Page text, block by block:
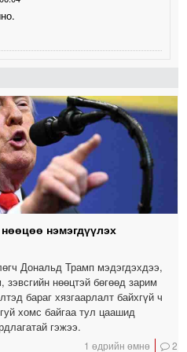
нэмэгдүүлэх
Дональд Трамп мэдэгдэхдээ,
нөөцтэй бөгөөд зарим
бараг хязгаарлалт байхгүй ч
хомс байгаа тул цаашид
гэжээ.
1 өдрийн өмнө 2